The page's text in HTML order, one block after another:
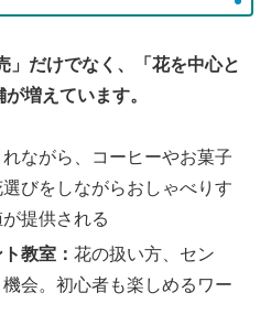
」だけでなく、「花を中心と
増えています。
ながら、コーヒーやお菓子
びをしながらおしゃべりす
提供される
教室：花の扱い方、セン
会。初心者も楽しめるワー